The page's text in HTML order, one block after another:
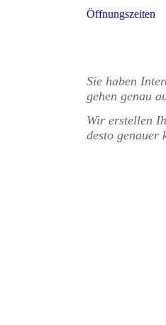
Öffnungszeiten
Sie haben
gehen genau
Wir erstellen
desto genauer